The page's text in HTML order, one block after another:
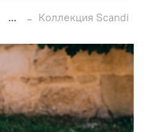
... Коллекция Scandi